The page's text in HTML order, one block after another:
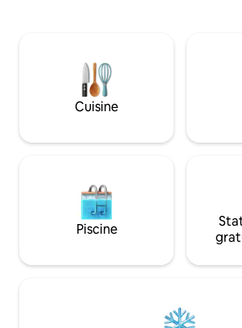
romantique. Explorez la ferme et les
sentiers de randonnée Œufs frais, pain
au levain croustillant et garde-manger
approvisionné Lit double confortable,
vous jusqu'au café et aux commerces à
Cuisine
Piscine